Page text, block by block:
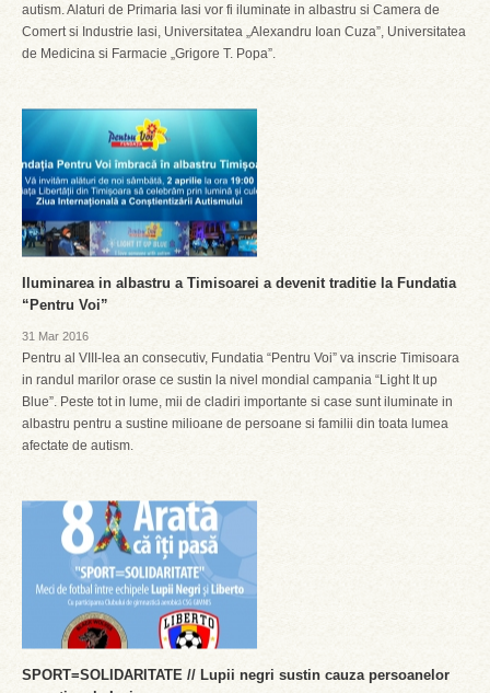
autism. Alaturi de Primaria Iasi vor fi iluminate in albastru si Camera de
Comert si Industrie Iasi, Universitatea „Alexandru Ioan Cuza”, Universitatea
de Medicina si Farmacie „Grigore T. Popa”.
Iluminarea in albastru a Timisoarei a devenit traditie la Fundatia
“Pentru Voi”
31 Mar 2016
Pentru al VIII-lea an consecutiv, Fundatia “Pentru Voi” va inscrie Timisoara
in randul marilor orase ce sustin la nivel mondial campania “Light It up
Blue”. Peste tot in lume, mii de cladiri importante si case sunt iluminate in
albastru pentru a sustine milioane de persoane si familii din toata lumea
afectate de autism.
SPORT=SOLIDARITATE // Lupii negri sustin cauza persoanelor